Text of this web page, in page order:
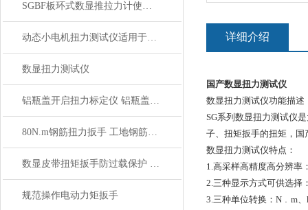
SGBF板环式数显推拉力计使用前核心注意事项
动态小电机扭力测试仪适用于高转速或负载变化专用
数显扭力测试仪
铝瓶盖开启扭力标定仪 铝瓶盖数显扭力测试仪 电子扭矩测试仪
80N.m钢筋扭力扳手 工地钢筋套筒扭力扳手
数显皮带扭矩扳手防过载保护 皮带扭矩扳手带LCD显示屏
规范操作电动力矩扳手
详细介绍
国产数显扭力测试仪
数显扭力测试仪功能描述
SG系列数显扭力测试仪
子、扭矩扳手的扭矩，
数显扭力测试仪特点：
1.高采样高精度高分辨率
2.三种显示方式可供选择
3.三种单位转换：N﹒m